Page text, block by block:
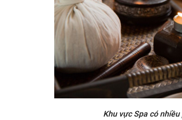
Khu vực Spa có